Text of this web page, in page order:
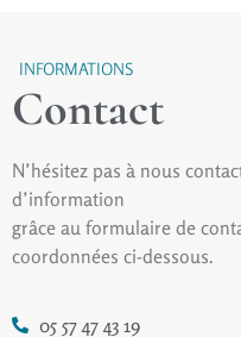
INFORMATIONS
Contact
N’hésitez pas à nous
d’information
grâce au formulaire de
coordonnées ci-dessous.
05 57 47 43 19